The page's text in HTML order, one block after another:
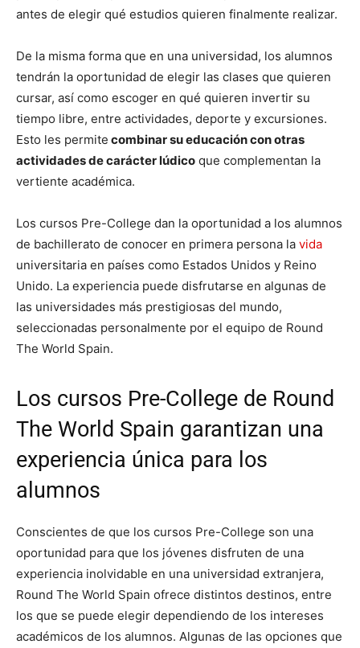
antes de elegir qué estudios quieren finalmente realizar.
De la misma forma que en una universidad, los alumnos
tendrán la oportunidad de elegir las clases que quieren
cursar, así como escoger en qué quieren invertir su
tiempo libre, entre actividades, deporte y excursiones.
Esto les permite combinar su educación con otras
actividades de carácter lúdico que complementan la
vertiente académica.
Los cursos Pre-College dan la oportunidad a los alumnos
de bachillerato de conocer en primera persona la vida
universitaria en países como Estados Unidos y Reino
Unido. La experiencia puede disfrutarse en algunas de
las universidades más prestigiosas del mundo,
seleccionadas personalmente por el equipo de Round
The World Spain.
Los cursos Pre-College de Round
The World Spain garantizan una
experiencia única para los
alumnos
Conscientes de que los cursos Pre-College son una
oportunidad para que los jóvenes disfruten de una
experiencia inolvidable en una universidad extranjera,
Round The World Spain ofrece distintos destinos, entre
los que se puede elegir dependiendo de los intereses
académicos de los alumnos. Algunas de las opciones que